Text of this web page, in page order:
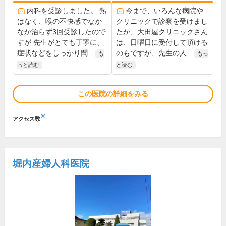
内科を受診しました。 熱
はなく、喉の不快感でなか
なか治らず3回受診したので
すが 先生がとても丁寧に、
症状などをしっかり聞...
も
っと読む
今まで、いろんな病院や
クリニックで診察を受けまし
たが、大田屋クリニックさん
は、日曜日に受付して頂ける
のもですが、先生の人...
もっ
と読む
この医院の詳細をみる
アクセス数※
堀内産婦人科医院